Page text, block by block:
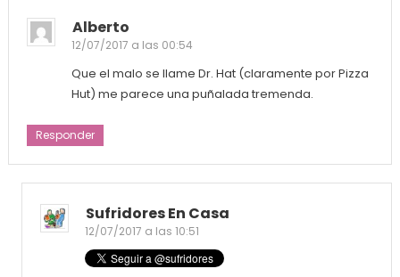
Alberto
12/07/2017 a las 00:54
Que el malo se llame Dr. Hat (claramente por Pizza
Hut) me parece una puñalada tremenda.
Responder
Sufridores En Casa
12/07/2017 a las 10:51